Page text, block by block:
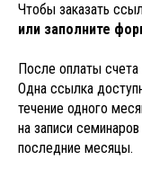
Чтобы заказать
или заполните
После оплаты счета
Одна ссылка
течение одного
на записи
последние месяцы.